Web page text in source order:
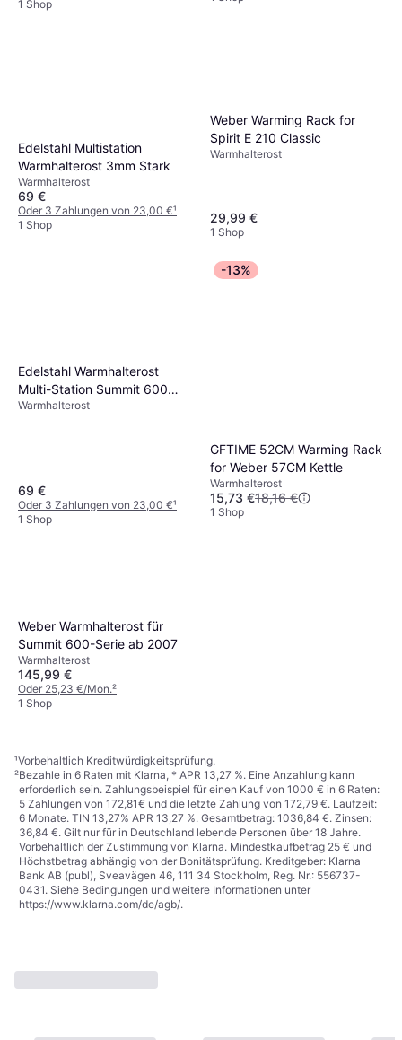
1 Shop
Edelstahl Multistation
Warmhalterost 3mm Stark
Warmhalterost
69 €
Oder 3 Zahlungen von 23,00 €¹
1 Shop
Weber Warming Rack for
Spirit E 210 Classic
Warmhalterost
29,99 €
1 Shop
Edelstahl Warmhalterost
Multi-Station Summit 600
670
Warmhalterost
69 €
Oder 3 Zahlungen von 23,00 €¹
1 Shop
-13%
GFTIME 52CM Warming Rack
for Weber 57CM Kettle
Warmhalterost
15,73 €18,16 €
1 Shop
Weber Warmhalterost für
Summit 600-Serie ab 2007
Warmhalterost
145,99 €
Oder 25,23 €/Mon.²
1 Shop
¹Vorbehaltlich Kreditwürdigkeitsprüfung.
²Bezahle in 6 Raten mit Klarna, * APR 13,27 %. Eine Anzahlung kann
erforderlich sein. Zahlungsbeispiel für einen Kauf von 1000 € in 6 Raten:
5 Zahlungen von 172,81€ und die letzte Zahlung von 172,79 €. Laufzeit:
6 Monate. TIN 13,27% APR 13,27 %. Gesamtbetrag: 1036,84 €. Zinsen:
36,84 €. Gilt nur für in Deutschland lebende Personen über 18 Jahre.
Vorbehaltlich der Zustimmung von Klarna. Mindestkaufbetrag 25 € und
Höchstbetrag abhängig von der Bonitätsprüfung. Kreditgeber: Klarna
Bank AB (publ), Sveavägen 46, 111 34 Stockholm, Reg. Nr.: 556737-
0431. Siehe Bedingungen und weitere Informationen unter
https://www.klarna.com/de/agb/.